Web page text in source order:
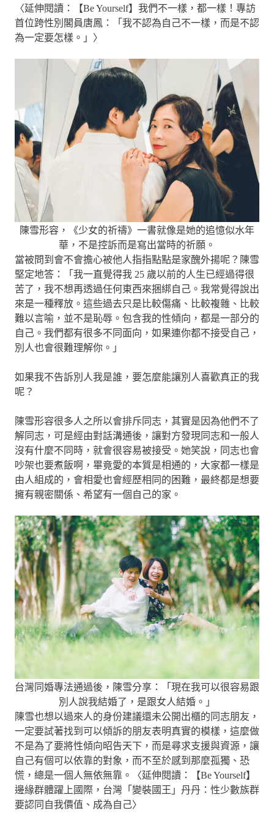
〈延伸閱讀：【Be Yourself】我們不一樣，都一樣！專訪
首位跨性別閣員唐鳳：「我不認為自己不一樣，而是不認
為一定要怎樣。」〉
陳雪形容，《少女的祈禱》一書就像是她的追憶似水年
華，不是控訴而是寫出當時的祈願。
當被問到會不會擔心被他人指指點點是家醜外揚呢？陳雪
堅定地答：「我一直覺得我 25 歲以前的人生已經過得很
苦了，我不想再透過任何東西來捆綁自己。我常覺得說出
來是一種釋放。這些過去只是比較傷痛、比較複雜、比較
難以言喻，並不是恥辱。包含我的性傾向，都是一部分的
自己。我們都有很多不同面向，如果連你都不接受自己，
別人也會很難理解你。」
如果我不告訴別人我是誰，要怎麼能讓別人喜歡真正的我
呢？
陳雪形容很多人之所以會排斥同志，其實是因為他們不了
解同志，可是經由對話溝通後，讓對方發現同志和一般人
沒有什麼不同時，就會很容易被接受。她笑說，同志也會
吵架也要煮飯啊，畢竟愛的本質是相通的，大家都一樣是
由人組成的，會相愛也會經歷相同的困難，最終都是想要
擁有親密關係、希望有一個自己的家。
台灣同婚專法通過後，陳雪分享：「現在我可以很容易跟
別人說我結婚了，是跟女人結婚。」
陳雪也想以過來人的身份建議還未公開出櫃的同志朋友，
一定要試著找到可以傾訴的朋友表明真實的模樣，這麼做
不是為了要將性傾向昭告天下，而是尋求支援與資源，讓
自己有個可以依靠的對象，而不至於感到那麼孤獨、恐
慌，總是一個人無依無靠。〈延伸閱讀：【Be Yourself】
邊緣群體躍上國際，台灣「變裝國王」丹丹：性少數族群
要認同自我價值、成為自己〉